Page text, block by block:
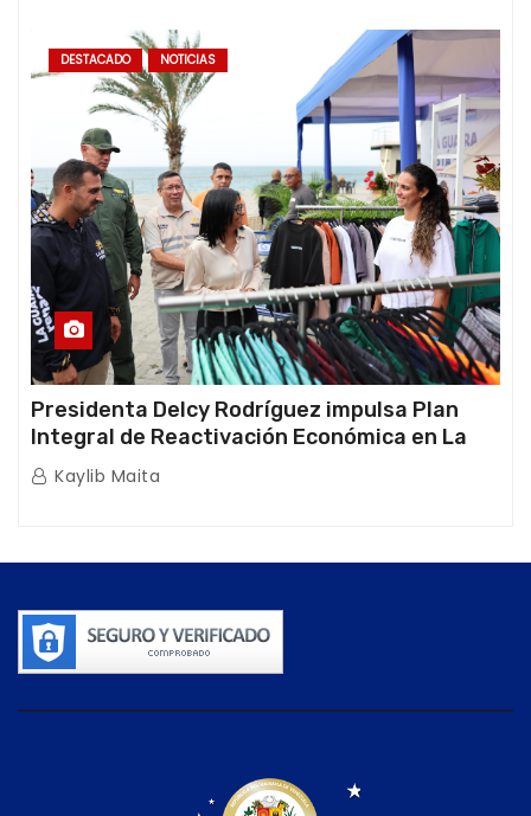
DESTACADO NOTICIAS
Presidenta Delcy Rodríguez impulsa Plan
Integral de Reactivación Económica en La
Guaira
Kaylib Maita